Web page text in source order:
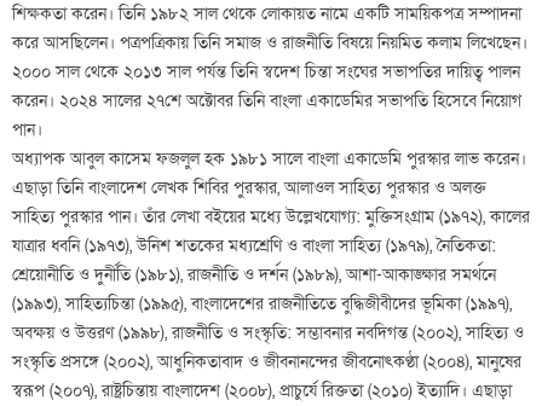
শিক্ষকতা করেন। তিনি ১৯৮২ সাল থেকে লোকায়ত নামে একটি সাময়িকপত্র সম্পাদনা
করে আসছিলেন। পত্রপত্রিকায় তিনি সমাজ ও রাজনীতি বিষয়ে নিয়মিত কলাম লিখেছেন।
২০০০ সাল থেকে ২০১৩ সাল পর্যন্ত তিনি স্বদেশ চিন্তা সংঘের সভাপতির দায়িত্ব পালন
করেন। ২০২৪ সালের ২৭শে অক্টোবর তিনি বাংলা একাডেমির সভাপতি হিসেবে নিয়োগ
পান।
অধ্যাপক আবুল কাসেম ফজলুল হক ১৯৮১ সালে বাংলা একাডেমি পুরস্কার লাভ করেন।
এছাড়া তিনি বাংলাদেশ লেখক শিবির পুরস্কার, আলাওল সাহিত্য পুরস্কার ও অলক্ত
সাহিত্য পুরস্কার পান। তাঁর লেখা বইয়ের মধ্যে উল্লেখযোগ্য: মুক্তিসংগ্রাম (১৯৭২), কালের
যাত্রার ধ্বনি (১৯৭৩), উনিশ শতকের মধ্যশ্রেণি ও বাংলা সাহিত্য (১৯৭৯), নৈতিকতা:
শ্রেয়োনীতি ও দুর্নীতি (১৯৮১), রাজনীতি ও দর্শন (১৯৮৯), আশা-আকাঙ্ক্ষার সমর্থনে
(১৯৯৩), সাহিত্যচিন্তা (১৯৯৫), বাংলাদেশের রাজনীতিতে বুদ্ধিজীবীদের ভূমিকা (১৯৯৭),
অবক্ষয় ও উত্তরণ (১৯৯৮), রাজনীতি ও সংস্কৃতি: সম্ভাবনার নবদিগন্ত (২০০২), সাহিত্য ও
সংস্কৃতি প্রসঙ্গে (২০০২), আধুনিকতাবাদ ও জীবনানন্দের জীবনোৎকণ্ঠা (২০০৪), মানুষের
স্বরূপ (২০০৭), রাষ্ট্রচিন্তায় বাংলাদেশ (২০০৮), প্রাচুর্যে রিক্ততা (২০১০) ইত্যাদি। এছাড়া